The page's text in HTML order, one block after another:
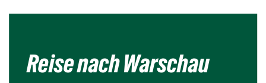
Reise nach Warschau